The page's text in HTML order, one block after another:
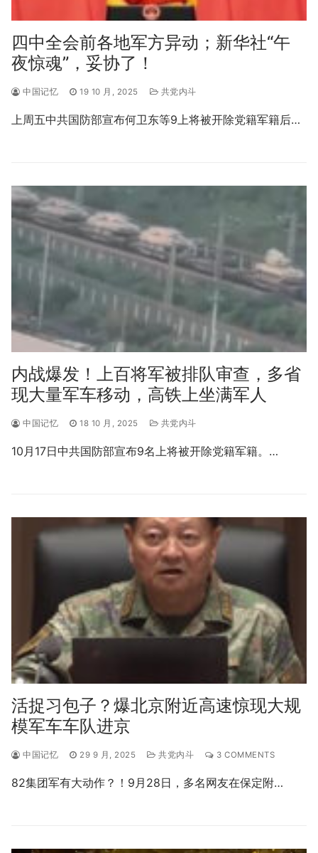
四中全会前各地军方异动；新华社“午
夜惊魂”，妥协了！
中国记忆 19 10 月, 2025 共党内斗
上周五中共国防部宣布何卫东等9上将被开除党籍军籍后…
内战爆发！上百将军被排队审查，多省
现大量军车移动，高铁上坐满军人
中国记忆 18 10 月, 2025 共党内斗
10月17日中共国防部宣布9名上将被开除党籍军籍。…
活捉习包子？爆北京附近高速惊现大规
模军车车队进京
中国记忆 29 9 月, 2025 共党内斗 3 COMMENTS
82集团军有大动作？！9月28日，多名网友在保定附…